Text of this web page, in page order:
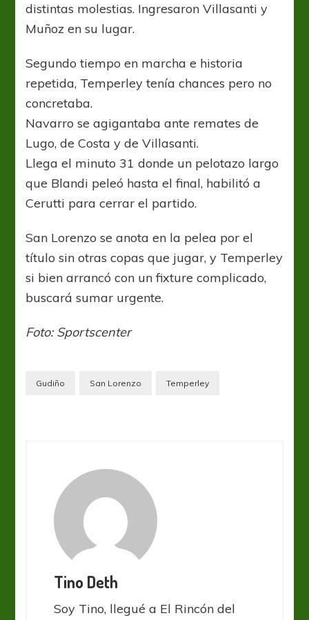
distintas molestias. Ingresaron Villasanti y
Muñoz en su lugar.
Segundo tiempo en marcha e historia
repetida, Temperley tenía chances pero no
concretaba.
Navarro se agigantaba ante remates de
Lugo, de Costa y de Villasanti.
Llega el minuto 31 donde un pelotazo largo
que Blandi peleó hasta el final, habilitó a
Cerutti para cerrar el partido.
San Lorenzo se anota en la pelea por el
título sin otras copas que jugar, y Temperley
si bien arrancó con un fixture complicado,
buscará sumar urgente.
Foto: Sportscenter
Gudiño San Lorenzo Temperley
Tino Deth
Soy Tino, llegué a El Rincón del